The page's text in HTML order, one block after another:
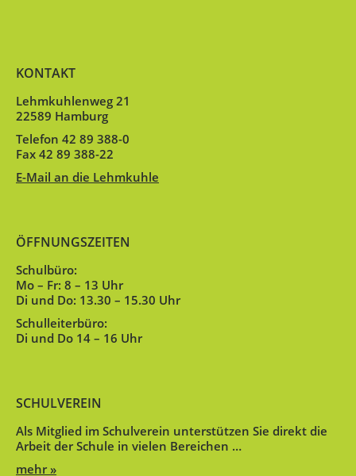
KONTAKT
Lehmkuhlenweg 21
22589 Hamburg
Telefon 42 89 388-0
Fax 42 89 388-22
E-Mail an die Lehmkuhle
ÖFFNUNGSZEITEN
Schulbüro:
Mo – Fr: 8 – 13 Uhr
Di und Do: 13.30 – 15.30 Uhr
Schulleiterbüro:
Di und Do 14 – 16 Uhr
SCHULVEREIN
Als Mitglied im Schulverein unterstützen Sie direkt die
Arbeit der Schule in vielen Bereichen …
mehr »